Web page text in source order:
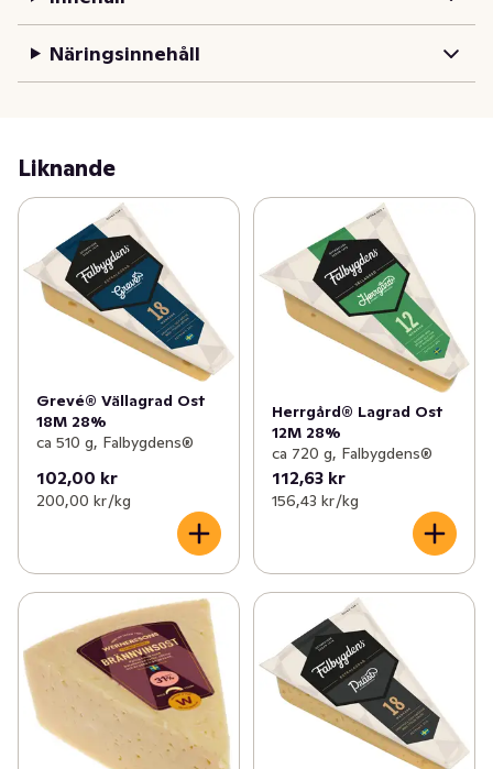
En långlagrad version av Sveriges första brännvinsost.
med ett extra kryddigt brännvin. Extra lagrad ost, som
Falbygdens® Morfars Brännvin 18 mån 31%, har en
smakrik ost som ingrediens. Precis som annan vällagrad
ost är den även god på smörgåsen. Passar utmärkt  att
servera som en lagrad hårdost till ostbrickan.
Näringsinnehåll
Liknande
Grevé® Vällagrad Ost
18M 28%
ca 510 g, Falbygdens®
102,00 kr
200,00 kr /kg
Herrgård® Lagrad Ost
12M 28%
ca 720 g, Falbygdens®
112,63 kr
156,43 kr /kg